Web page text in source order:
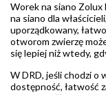
Worek na siano
na siano dla
uporządkowany,
otworom zwierzę
się lepiej niż wtedy,
W DRD, jeśli chodzi o
dostępność, łatwość